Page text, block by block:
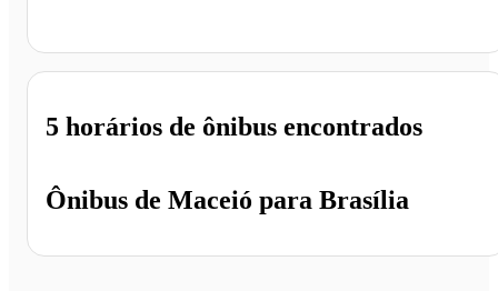
Ônibus de Maceió para Brasília
5 horários de ônibus encontrados